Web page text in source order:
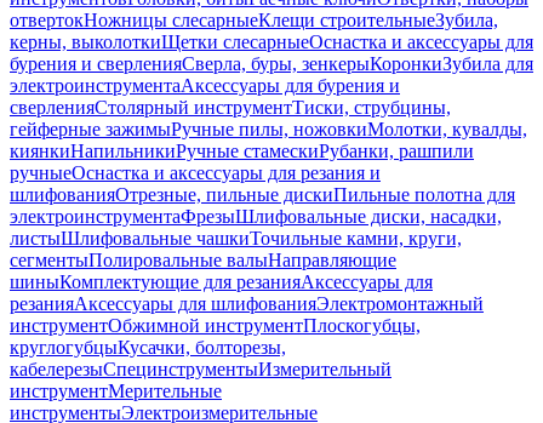
отвертокНожницы слесарныеКлещи строительныеЗубила,
керны, выколоткиЩетки слесарныеОснастка и аксессуары для
бурения и сверленияСверла, буры, зенкерыКоронкиЗубила для
электроинструментаАксессуары для бурения и
сверленияСтолярный инструментТиски, струбцины,
гейферные зажимыРучные пилы, ножовкиМолотки, кувалды,
киянкиНапильникиРучные стамескиРубанки, рашпили
ручныеОснастка и аксессуары для резания и
шлифованияОтрезные, пильные дискиПильные полотна для
электроинструментаФрезыШлифовальные диски, насадки,
листыШлифовальные чашкиТочильные камни, круги,
сегментыПолировальные валыНаправляющие
шиныКомплектующие для резанияАксессуары для
резанияАксессуары для шлифованияЭлектромонтажный
инструментОбжимной инструментПлоскогубцы,
круглогубцыКусачки, болторезы,
кабелерезыСпецинструментыИзмерительный
инструментМерительные
инструментыЭлектроизмерительные